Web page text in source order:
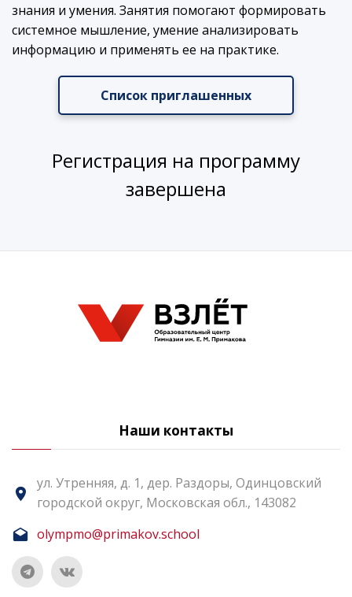
знания и умения. Занятия помогают формировать
системное мышление, умение анализировать
информацию и применять ее на практике.
Список приглашенных
Регистрация на программу
завершена
Наши контакты
ул. Утренняя, д. 1, дер. Раздоры, Одинцовский
городской округ, Московская обл., 143082
olympmo@primakov.school